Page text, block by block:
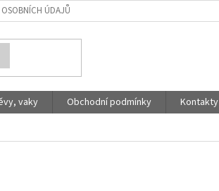
ÚDAJŮ
vaky Obchodní podmínky
Kontakty